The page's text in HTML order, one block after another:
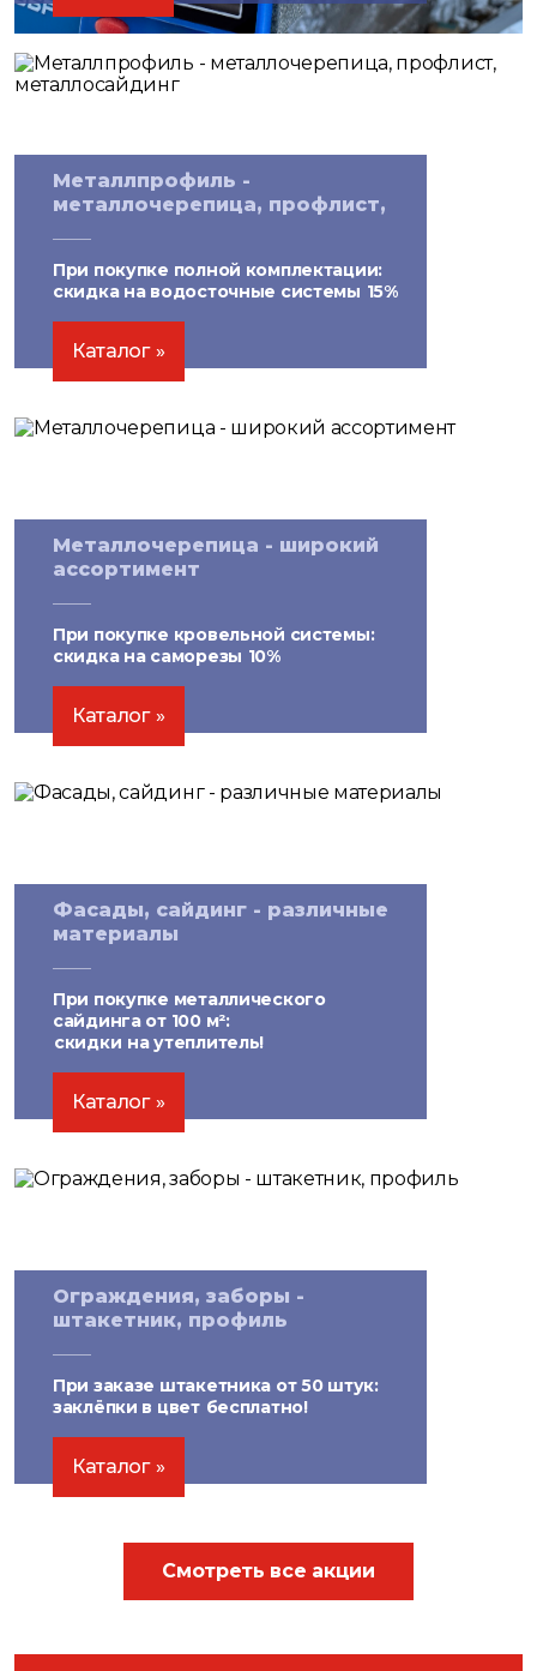
Металлпрофиль -
металлочерепица, профлист,
При покупке полной комплектации:
скидка на водосточные системы 15%
Каталог
Металлочерепица - широкий
ассортимент
При покупке кровельной системы:
скидка на саморезы 10%
Каталог
Фасады, сайдинг - различные
материалы
При покупке металлического
сайдинга от 100 м²:
скидки на утеплитель!
Каталог
Ограждения, заборы -
штакетник, профиль
При заказе штакетника от 50 штук:
заклёпки в цвет бесплатно!
Каталог
Смотреть все акции